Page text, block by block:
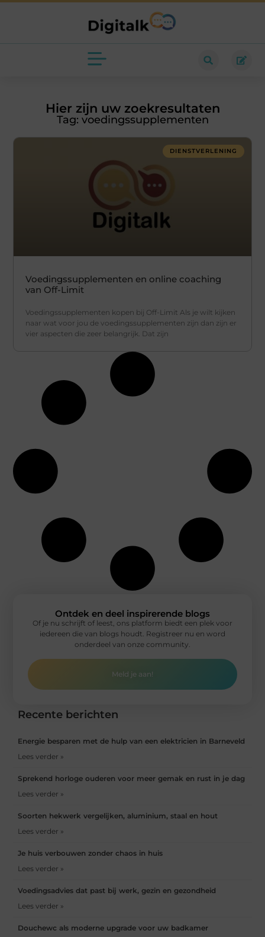
Hier zijn uw zoekresultaten
Tag: voedingssupplementen
DIENSTVERLENING
Voedingssupplementen en online coaching
van Off-Limit
Voedingssupplementen kopen bij Off-Limit Als je wilt kijken
naar wat voor jou de voedingssupplementen zijn dan zijn er
vier aspecten die zeer belangrijk. Dat zijn
Recente berichten
Energie besparen met de hulp van een elektricien in Barneveld
Lees verder »
Sprekend horloge ouderen voor meer gemak en rust in je dag
Lees verder »
Soorten hekwerk vergelijken, aluminium, staal en hout
Lees verder »
Je huis verbouwen zonder chaos in huis
Lees verder »
Voedingsadvies dat past bij werk, gezin en gezondheid
Lees verder »
Douchewc als moderne upgrade voor uw badkamer
Ontdek en deel inspirerende blogs
Of je nu schrijft of leest, ons platform biedt een plek voor
iedereen die van blogs houdt. Registreer nu en word
onderdeel van onze community.
Meld je aan!